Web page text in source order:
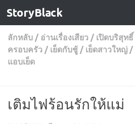
Skip to content
StoryBlack
ลักหลับ / อ่านเรื่องเสียว / เปิดบริสุทธิ์
ครอบครัว / เย็ดกับชู้ / เย็ดสาวใหญ่ /
แอบเย็ด
เติมไฟร้อนรักให้แม่